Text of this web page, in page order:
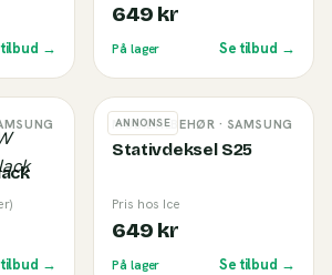
tilbud →
649 kr
På lager Se tilbud →
tilbud →
ANNONSE
MOBILTILBEHØR · SAMSUNG
Stativdeksel S25
Pris hos Ice
649 kr
På lager Se tilbud →